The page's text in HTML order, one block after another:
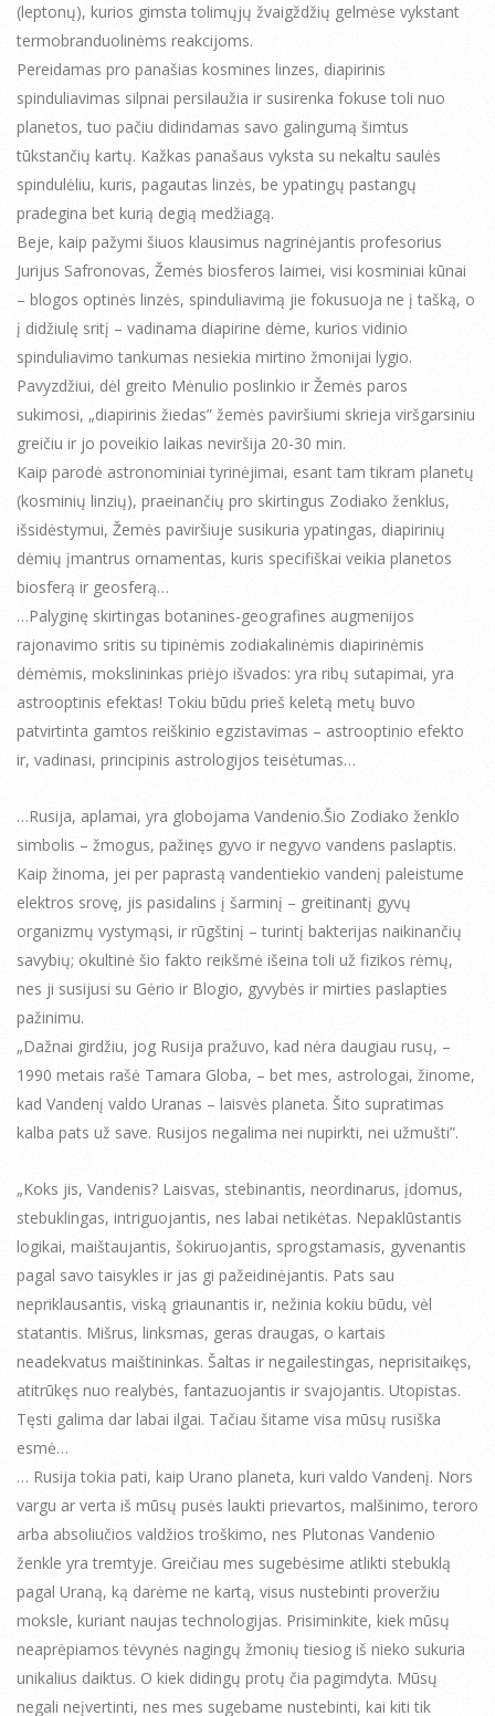
(leptonų), kurios gimsta tolimųjų žvaigždžių gelmėse vykstant
termobranduolinėms reakcijoms.
Pereidamas pro panašias kosmines linzes, diapirinis
spinduliavimas silpnai persilaužia ir susirenka fokuse toli nuo
planetos, tuo pačiu didindamas savo galingumą šimtus
tūkstančių kartų. Kažkas panašaus vyksta su nekaltu saulės
spindulėliu, kuris, pagautas linzės, be ypatingų pastangų
pradegina bet kurią degią medžiagą.
Beje, kaip pažymi šiuos klausimus nagrinėjantis profesorius
Jurijus Safronovas, Žemės biosferos laimei, visi kosminiai kūnai
– blogos optinės linzės, spinduliavimą jie fokusuoja ne į tašką, o
į didžiulę sritį – vadinama diapirine dėme, kurios vidinio
spinduliavimo tankumas nesiekia mirtino žmonijai lygio.
Pavyzdžiui, dėl greito Mėnulio poslinkio ir Žemės paros
sukimosi, „diapirinis žiedas” žemės paviršiumi skrieja viršgarsiniu
greičiu ir jo poveikio laikas neviršija 20-30 min.
Кaip parodė astronominiai tyrinėjimai, esant tam tikram planetų
(kosminių linzių), praeinančių pro skirtingus Zodiako ženklus,
išsidėstymui, Žemės paviršiuje susikuria ypatingas, diapirinių
dėmių įmantrus ornamentas, kuris specifiškai veikia planetos
biosferą ir geosferą…
…Palyginę skirtingas botanines-geografines augmenijos
rajonavimo sritis su tipinėmis zodiakalinėmis diapirinėmis
dėmėmis, mokslininkas priėjo išvados: yra ribų sutapimai, yra
astrooptinis efektas! Tokiu būdu prieš keletą metų buvo
patvirtinta gamtos reiškinio egzistavimas – astrooptinio efekto
ir, vadinasi, principinis astrologijos teisėtumas…
…Rusija, aplamai, yra globojama Vandenio.Šio Zodiako ženklo
simbolis – žmogus, pažinęs gyvo ir negyvo vandens paslaptis.
Kaip žinoma, jei per paprastą vandentiekio vandenį paleistume
elektros srovę, jis pasidalins į šarminį – greitinantį gyvų
organizmų vystymąsi, ir rūgštinį – turintį bakterijas naikinančių
savybių; okultinė šio fakto reikšmė išeina toli už fizikos rėmų,
nes ji susijusi su Gėrio ir Blogio, gyvybės ir mirties paslapties
pažinimu.
„Dažnai girdžiu, jog Rusija pražuvo, kad nėra daugiau rusų, –
1990 metais rašė Tamara Globa, – bet mes, astrologai, žinome,
kad Vandenį valdo Uranas – laisvės planeta. Šito supratimas
kalba pats už save. Rusijos negalima nei nupirkti, nei užmušti”.
„Koks jis, Vandenis? Laisvas, stebinantis, neordinarus, įdomus,
stebuklingas, intriguojantis, nes labai netikėtas. Nepaklūstantis
logikai, maištaujantis, šokiruojantis, sprogstamasis, gyvenantis
pagal savo taisykles ir jas gi pažeidinėjantis. Pats sau
nepriklausantis, viską griaunantis ir, nežinia kokiu būdu, vėl
statantis. Mišrus, linksmas, geras draugas, o kartais
neadekvatus maištininkas. Šaltas ir negailestingas, neprisitaikęs,
atitrūkęs nuo realybės, fantazuojantis ir svajojantis. Utopistas.
Tęsti galima dar labai ilgai. Tačiau šitame visa mūsų rusiška
esmė…
… Rusija tokia pati, kaip Urano planeta, kuri valdo Vandenį. Nors
vargu ar verta iš mūsų pusės laukti prievartos, malšinimo, teroro
arba absoliučios valdžios troškimo, nes Plutonas Vandenio
ženkle yra tremtyje. Greičiau mes sugebėsime atlikti stebuklą
pagal Uraną, ką darėme ne kartą, visus nustebinti proveržiu
moksle, kuriant naujas technologijas. Prisiminkite, kiek mūsų
neaprėpiamos tėvynės nagingų žmonių tiesiog iš nieko sukuria
unikalius daiktus. O kiek didingų protų čia pagimdyta. Mūsų
negali neįvertinti, nes mes sugebame nustebinti, kai kiti tik